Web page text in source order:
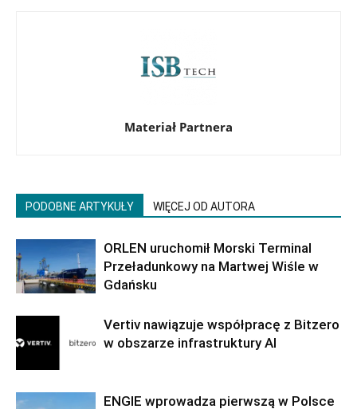
Materiał Partnera
PODOBNE ARTYKUŁY WIĘCEJ OD AUTORA
ORLEN uruchomił Morski Terminal
Przeładunkowy na Martwej Wiśle w
Gdańsku
Vertiv nawiązuje współpracę z Bitzero
w obszarze infrastruktury AI
ENGIE wprowadza pierwszą w Polsce